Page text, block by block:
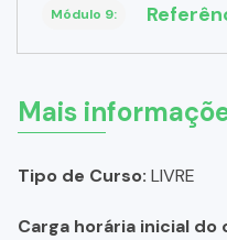
Módulo 9:
Mais
Tipo de Curso: LIVRE
Carga horária inicial do